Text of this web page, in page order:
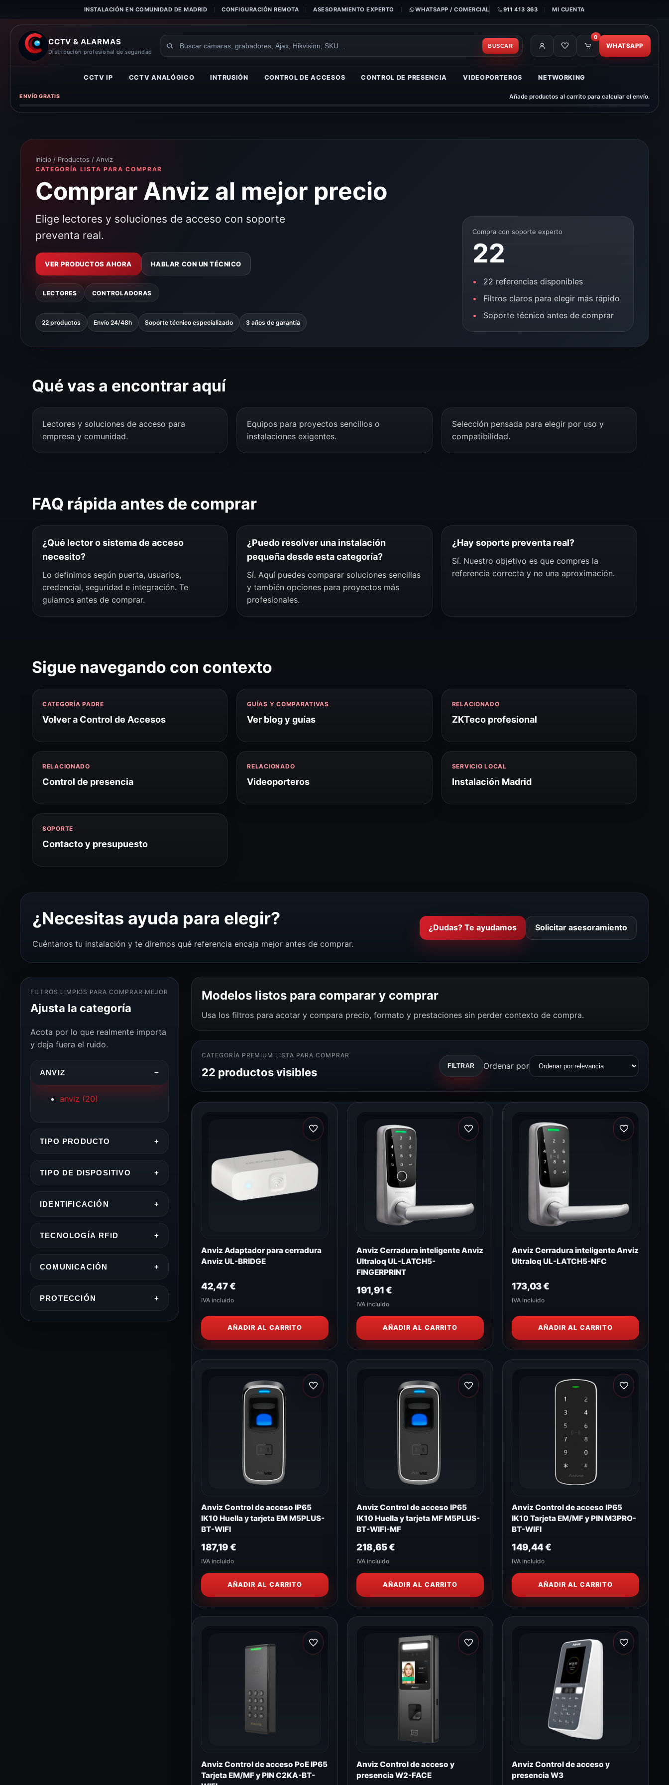
INSTALACIÓN EN COMUNIDAD DE MADRID CONFIGURACIÓN REMOTA ASESORAMIENTO EXPERTO WHATSAPP / COMERCIAL 911 413 363 MI CUENTA
CCTV & ALARMAS
Distribución profesional de seguridad
Buscar
BUSCAR
0
WHATSAPP
CCTV IP CCTV ANALÓGICO INTRUSIÓN CONTROL DE ACCESOS CONTROL DE PRESENCIA VIDEOPORTEROS NETWORKING
ENVÍO GRATIS Añade productos al carrito para calcular el envío.
Inicio / Productos / Anviz
CATEGORÍA LISTA PARA COMPRAR
Comprar Anviz al mejor precio
Elige lectores y soluciones de acceso con soporte
preventa real.
VER PRODUCTOS AHORA HABLAR CON UN TÉCNICO
LECTORES CONTROLADORAS
22 productos Envío 24/48h Soporte técnico especializado 3 años de garantía
Compra con soporte experto
22
22 referencias disponibles
Filtros claros para elegir más rápido
Soporte técnico antes de comprar
Qué vas a encontrar aquí
Lectores y soluciones de acceso para
empresa y comunidad.
Equipos para proyectos sencillos o
instalaciones exigentes.
Selección pensada para elegir por uso y
compatibilidad.
FAQ rápida antes de comprar
¿Qué lector o sistema de acceso
necesito?
Lo definimos según puerta, usuarios,
credencial, seguridad e integración. Te
guiamos antes de comprar.
¿Puedo resolver una instalación
pequeña desde esta categoría?
Sí. Aquí puedes comparar soluciones sencillas
y también opciones para proyectos más
profesionales.
¿Hay soporte preventa real?
Sí. Nuestro objetivo es que compres la
referencia correcta y no una aproximación.
Sigue navegando con contexto
CATEGORÍA PADRE
Volver a Control de Accesos
GUÍAS Y COMPARATIVAS
Ver blog y guías
RELACIONADO
ZKTeco profesional
RELACIONADO
Control de presencia
RELACIONADO
Videoporteros
SERVICIO LOCAL
Instalación Madrid
SOPORTE
Contacto y presupuesto
¿Necesitas ayuda para elegir?
Cuéntanos tu instalación y te diremos qué referencia encaja mejor antes de comprar.
¿Dudas? Te ayudamos Solicitar asesoramiento
FILTROS LIMPIOS PARA COMPRAR MEJOR
Ajusta la categoría
Acota por lo que realmente importa
y deja fuera el ruido.
ANVIZ −
anviz (20)
TIPO PRODUCTO +
TIPO DE DISPOSITIVO +
IDENTIFICACIÓN +
TECNOLOGÍA RFID +
COMUNICACIÓN +
PROTECCIÓN +
Modelos listos para comparar y comprar
Usa los filtros para acotar y compara precio, formato y prestaciones sin perder contexto de compra.
CATEGORÍA PREMIUM LISTA PARA COMPRAR
22 productos visibles FILTRAR Ordenar por
Anviz Adaptador para cerradura
Anviz UL-BRIDGE
42,47€
IVA incluido
AÑADIR AL CARRITO
Anviz Cerradura inteligente Anviz
Ultraloq UL-LATCH5-
FINGERPRINT
191,91€
IVA incluido
AÑADIR AL CARRITO
Anviz Cerradura inteligente Anviz
Ultraloq UL-LATCH5-NFC
173,03€
IVA incluido
AÑADIR AL CARRITO
Anviz Control de acceso IP65
IK10 Huella y tarjeta EM M5PLUS-
BT-WIFI
187,19€
IVA incluido
AÑADIR AL CARRITO
Anviz Control de acceso IP65
IK10 Huella y tarjeta MF M5PLUS-
BT-WIFI-MF
218,65€
IVA incluido
AÑADIR AL CARRITO
Anviz Control de acceso IP65
IK10 Tarjeta EM/MF y PIN M3PRO-
BT-WIFI
149,44€
IVA incluido
AÑADIR AL CARRITO
Anviz Control de acceso PoE IP65
Tarjeta EM/MF y PIN C2KA-BT-
Anviz Control de acceso y
presencia W2-FACE
Anviz Control de acceso y
presencia W3